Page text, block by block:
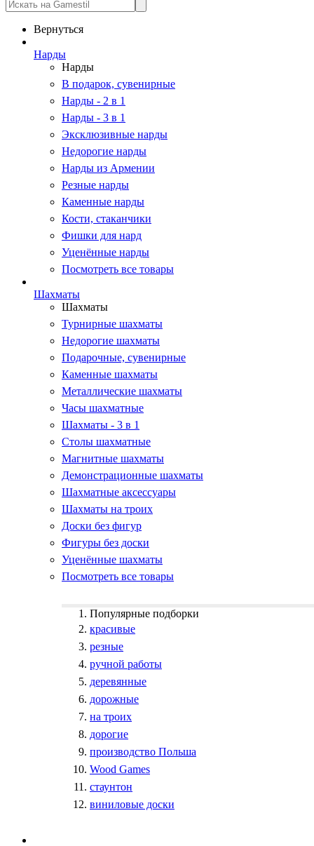
Вернуться
Нарды
Нарды
В подарок, сувенирные
Нарды - 2 в 1
Нарды - 3 в 1
Эксклюзивные нарды
Недорогие нарды
Нарды из Армении
Резные нарды
Каменные нарды
Кости, стаканчики
Фишки для нард
Уценённые нарды
Посмотреть все товары
Шахматы
Шахматы
Турнирные шахматы
Недорогие шахматы
Подарочные, сувенирные
Каменные шахматы
Металлические шахматы
Часы шахматные
Шахматы - 3 в 1
Столы шахматные
Магнитные шахматы
Демонстрационные шахматы
Шахматные аксессуары
Шахматы на троих
Доски без фигур
Фигуры без доски
Уценённые шахматы
Посмотреть все товары
Популярные подборки
красивые
резные
ручной работы
деревянные
дорожные
на троих
дорогие
производство Польша
Wood Games
стаунтон
виниловые доски